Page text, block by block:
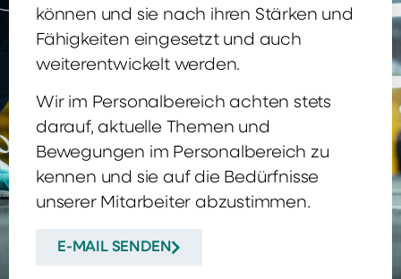
können und sie nach ihren Stärken und
Fähigkeiten eingesetzt und auch
weiterentwickelt werden.
Wir im Personalbereich achten stets
darauf, aktuelle Themen und
Bewegungen im Personalbereich zu
kennen und sie auf die Bedürfnisse
unserer Mitarbeiter abzustimmen.
E-MAIL SENDEN